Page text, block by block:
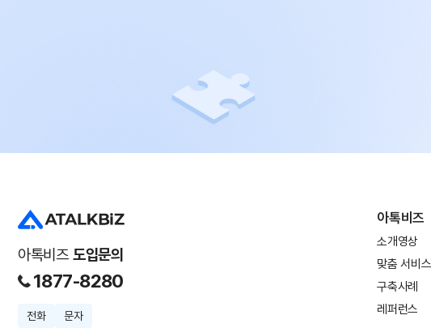
아톡비즈 도입문의
1877-8280
전화 문자
아톡비즈
소개영상
맞춤 서비
구축사례
레퍼런스